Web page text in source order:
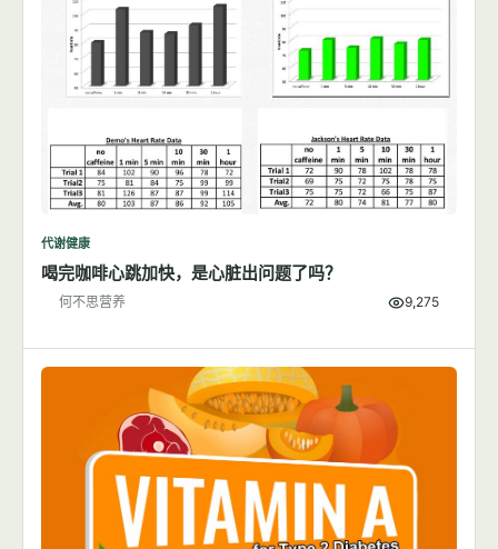
代谢健康
喝完咖啡心跳加快，是心脏出问题了吗？
何不思营养 9,275